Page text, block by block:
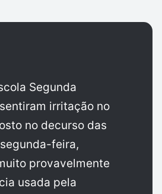
Segunda
irritação no
no decurso das
feira,
provavelmente
usada pela